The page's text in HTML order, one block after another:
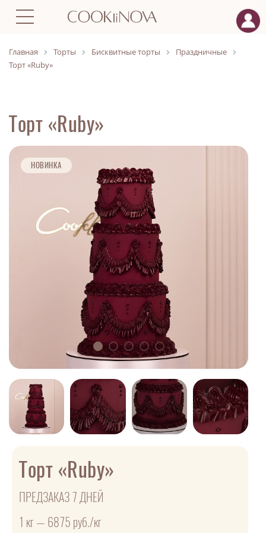
Главная Торты Бисквитные торты
Праздничные
Торт «Ruby»
Торт «Ruby»
НОВИНКА
Торт «Ruby»
ПРЕДЗАКАЗ 7 ДНЕЙ
1 кг — 6875 руб./кг